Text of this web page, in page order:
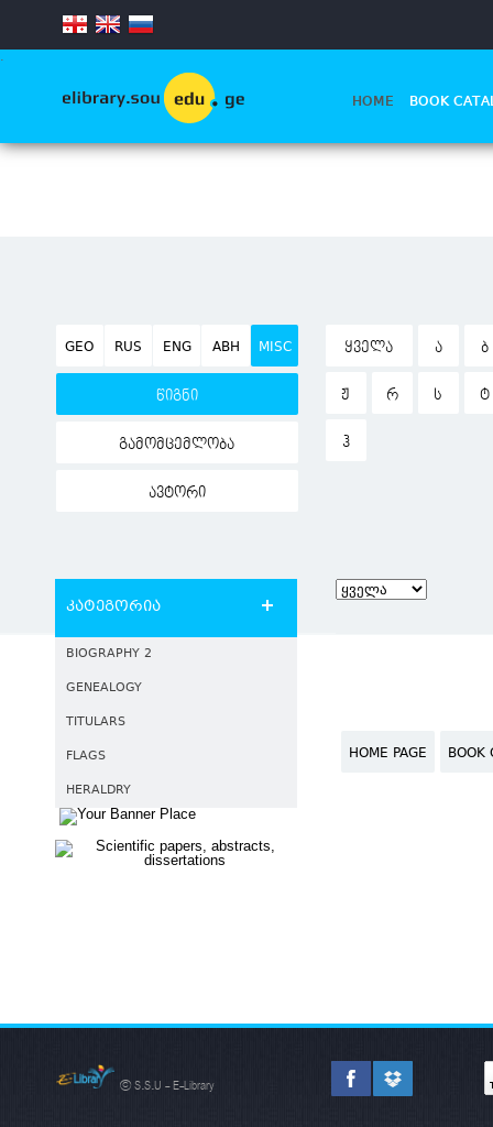
.
HOME BOOK
GEO RUS ENG ABH MISC
წიგნი
გამომცემლობა
ავტორი
ᲧᲕᲔᲚᲐ Ა Ბ
Ჟ Რ Ს Ტ
Ჰ
კატეგორია
BIOGRAPHY 2
GENEALOGY
TITULARS
FLAGS
HERALDRY
HOME PAGE BOOK
© S.S.U - E-Library